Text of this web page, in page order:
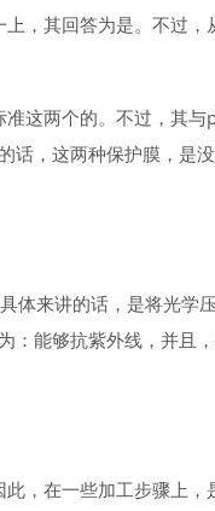
，其回答为是。不过，
这两个的。不过，其
话，这两种保护膜，是
体来讲的话，是将光学
：能够抗紫外线，并且
，在一些加工步骤上